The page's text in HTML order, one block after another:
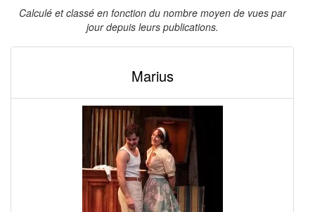
Calculé et classé en fonction du nombre moyen de vues par
jour depuis leurs publications.
Marius